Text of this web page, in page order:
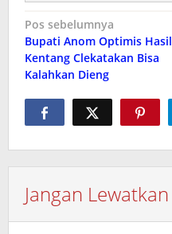
Navigasi
pos
Pos sebelumnya
Bupati Anom Optimis Hasil
Kentang Clekatakan Bisa
Kalahkan Dieng
Jangan Lewatkan